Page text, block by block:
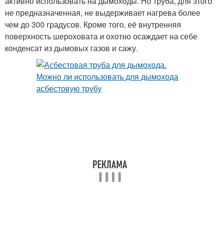
не предназначенная, не выдерживает нагрева более
чем до 300 градусов. Кроме того, её внутренняя
поверхность шероховата и охотно осаждает на себе
конденсат из дымовых газов и сажу.